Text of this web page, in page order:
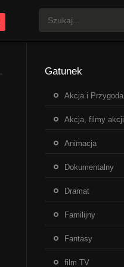
Gatunek
Akcja i Przygoda
Akcja, filmy akcji
Animacja
Dokumentalny
Dramat
Familijny
Fantasy
film TV